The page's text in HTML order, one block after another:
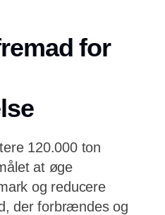
for
120.000 ton
at øge
og reducere
der forbrændes og